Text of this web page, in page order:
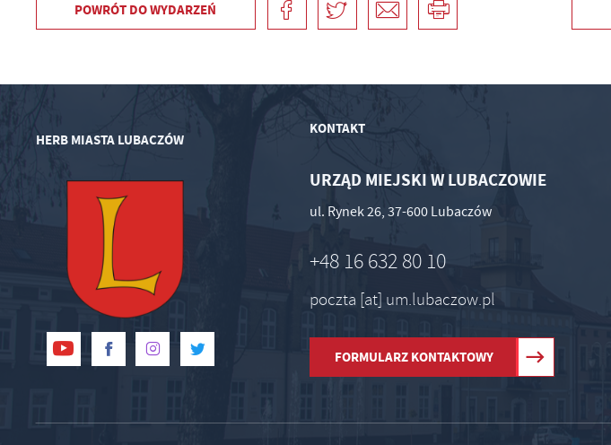
POWRÓT DO WYDARZEŃ
HERB MIASTA LUBACZÓW
KONTAKT
URZĄD MIEJSKI W LUBACZOWIE
ul. Rynek 26, 37-600 Lubaczów
+48 16 632 80 10
poczta [at] um.lubaczow.pl
FORMULARZ KONTAKTOWY